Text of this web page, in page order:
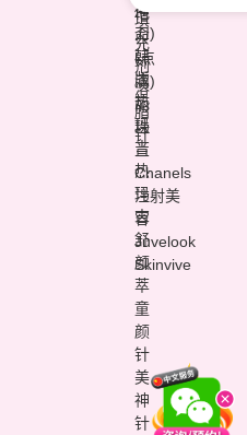
填
充
剂
溶
脂
针
声
刀)
韩
版
热
玛
吉
热
玛
吉
舒
颜
萃
童
颜
针
美
神
针
他
命
(点
滴)
丽
珠
兰
Chanels
注射美
容
Juvelook
Skinvive